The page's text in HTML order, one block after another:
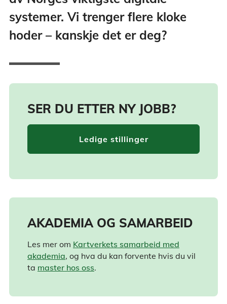
systemer. Vi trenger flere kloke
hoder – kanskje det er deg?
SER DU ETTER NY JOBB?
Ledige stillinger
AKADEMIA OG SAMARBEID
Les mer om Kartverkets samarbeid med
akademia, og hva du kan forvente hvis du vil
ta master hos oss.